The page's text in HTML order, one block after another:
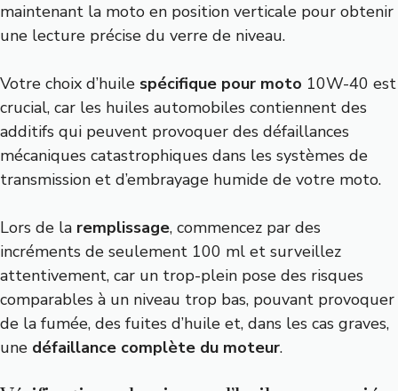
maintenant la moto en position verticale pour obtenir
une lecture précise du verre de niveau.
Votre choix d’huile spécifique pour moto 10W-40 est
crucial, car les huiles automobiles contiennent des
additifs qui peuvent provoquer des défaillances
mécaniques catastrophiques dans les systèmes de
transmission et d’embrayage humide de votre moto.
Lors de la remplissage, commencez par des
incréments de seulement 100 ml et surveillez
attentivement, car un trop-plein pose des risques
comparables à un niveau trop bas, pouvant provoquer
de la fumée, des fuites d’huile et, dans les cas graves,
une défaillance complète du moteur.